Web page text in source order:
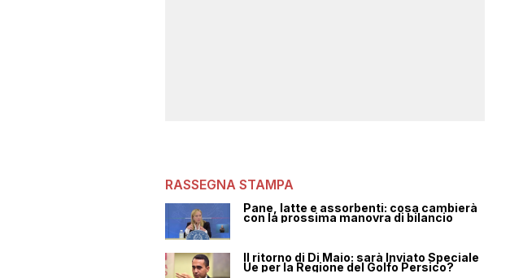
RASSEGNA STAMPA
Pane, latte e assorbenti: cosa cambierà
con la prossima manovra di bilancio
Il ritorno di Di Maio: sarà Inviato Speciale
Ue per la Regione del Golfo Persico?